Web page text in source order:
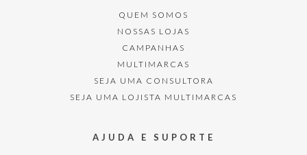
QUEM SOMOS
NOSSAS LOJAS
CAMPANHAS
MULTIMARCAS
SEJA UMA CONSULTORA
SEJA UMA LOJISTA MULTIMARCAS
AJUDA E SUPORTE